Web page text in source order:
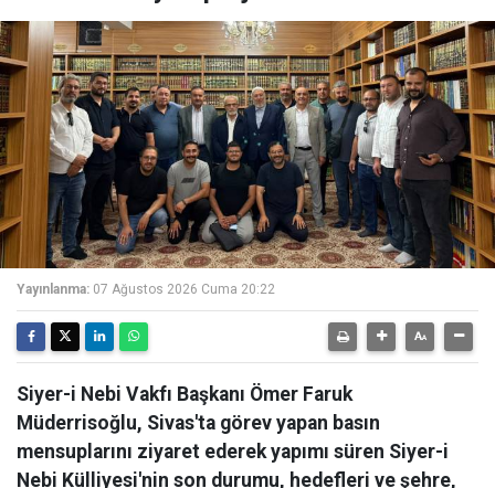
Yayınlanma: 07 Ağustos 2026 Cuma 20:22
Siyer-i Nebi Vakfı Başkanı Ömer Faruk
Müderrisoğlu, Sivas'ta görev yapan basın
mensuplarını ziyaret ederek yapımı süren Siyer-i
Nebi Külliyesi'nin son durumu, hedefleri ve şehre,